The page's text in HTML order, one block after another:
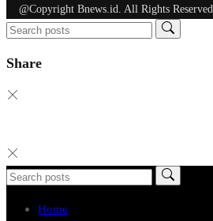
@Copyright Bnews.id. All Rights Reserved
Share
Home